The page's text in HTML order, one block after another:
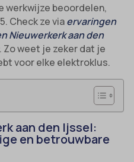
werkwijze beoordelen,
Check ze viaervaringen
Nieuwerkerk aan den
. Zo weet je zeker dat je
voor elke elektroklus.
aan den Ijssel:
en betrouwbare